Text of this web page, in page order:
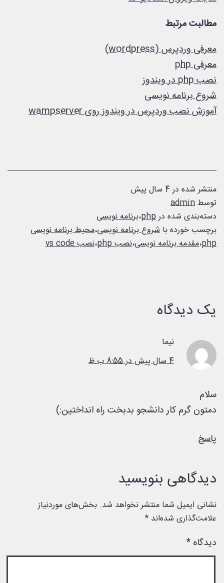
مطالبت مرتبط
معرفی وردپرس (wordpress)
معرفی php
نصب php در ویندوز
شروع برنامه نویسی
آموزش نصب وردپرس در ویندوز روی wampserver
منتشر شده در4 سال پیش
توسطadmin
دسته‌بندی شده درphp،برنامه نویسی
برچسب خورده با شروع برنامه نویسی،محیط برنامه نویسی
php،مقدمه برنامه نویسی،نصب php ،نصب vs code
یک دیدگاه
نیما
4 سال پیش در 8:55 ب.ظ
سلام
دمتون گرم کار دانشجو بدبخت راه انداختین:)
پاسخ
دیدگاهی بنویسید
نشانی ایمیل شما منتشر نخواهد شد. بخش‌های موردنیاز
علامت‌گذاری شده‌اند *
دیدگاه *